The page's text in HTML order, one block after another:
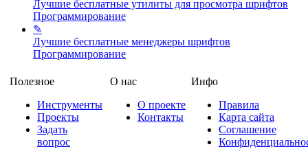
Лучшие бесплатные утилиты для просмотра шрифтов
Программирование
✎
Лучшие бесплатные менеджеры шрифтов
Программирование
Полезное
Инструменты
Проекты
Задать
вопрос
О нас
О проекте
Контакты
Инфо
Правила
Карта сайта
Соглашение